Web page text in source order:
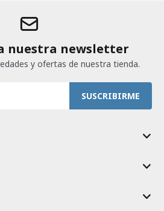
nuestra newsletter
y ofertas de nuestra tienda.
SUSCRIBIRME